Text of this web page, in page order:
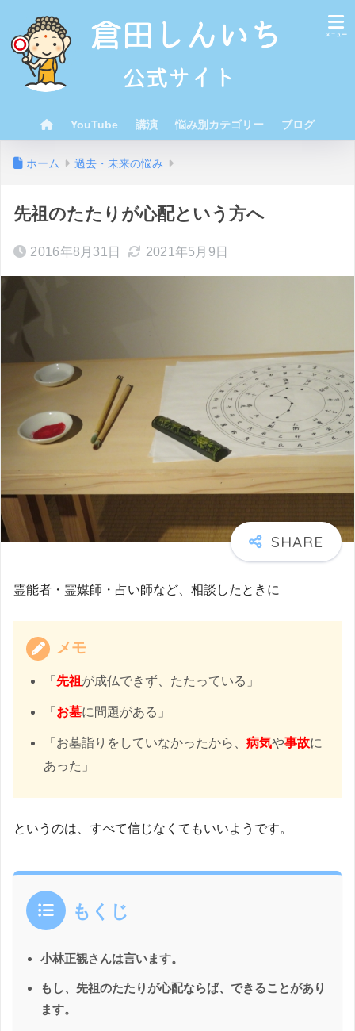
YouTube 講演 悩み別カテゴリー ブログ
ホーム 過去・未来の悩み
先祖のたたりが心配という方へ
2016年8月31日 2021年5月9日
霊能者・霊媒師・占い師など、相談したときに
メモ
「先祖 が成仏できず、たたっている」
「 お墓に問題がある」
「お墓詣りをしていなかったから、病気や事故に
あった」
というのは、すべて信じなくてもいいようです。
もくじ
小林正観さんは言います。
もし、先祖のたたりが心配ならば、できることがあり
ます。